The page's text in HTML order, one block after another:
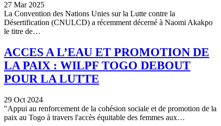
27 Mar 2025
La Convention des Nations Unies sur la Lutte contre la
Désertification (CNULCD) a récemment décerné à Naomi Akakpo
le titre de…
ACCES A L’EAU ET PROMOTION DE
LA PAIX : WILPF TOGO DEBOUT
POUR LA LUTTE
29 Oct 2024
"Appui au renforcement de la cohésion sociale et de promotion de la
paix au Togo à travers l'accès équitable des femmes aux…